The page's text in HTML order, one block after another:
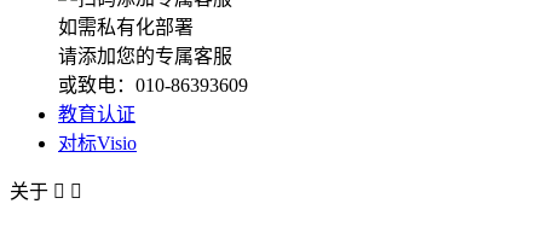
如需私有化部署
请添加您的专属客服
或致电：010-86393609
教育认证
对标Visio
关于  